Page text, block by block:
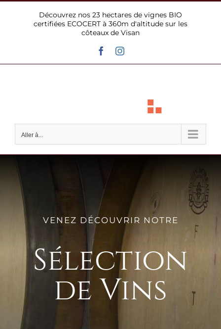
Découvrez nos 23 hectares de vignes BIO
certifiées ECOCERT à 360m d'altitude sur les
côteaux de Visan
FacebookInstagram
Aller à...
VENEZ DÉCOUVRIR NOTRE
Sélection
de Vins